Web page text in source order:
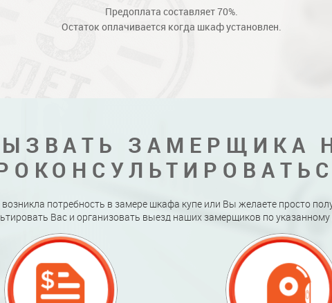
Предоплата составляет 70%.
Остаток оплачивается когда шкаф установлен.
ЗАМЕРЩИКА
потребность в замере шкафа купе или Вы желаете просто
Вас и организовать выезд наших замерщиков по указанному